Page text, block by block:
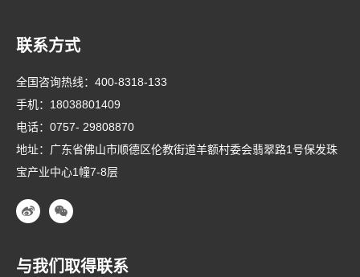
联系方式
全国咨询热线： 400-8318-133
手机： 18038801409
电话： 0757- 29808870
地址：广东省佛山市顺德区伦教街道羊额村委会翡翠路1号保发珠
宝产业中心1幢7-8层
与我们取得联系